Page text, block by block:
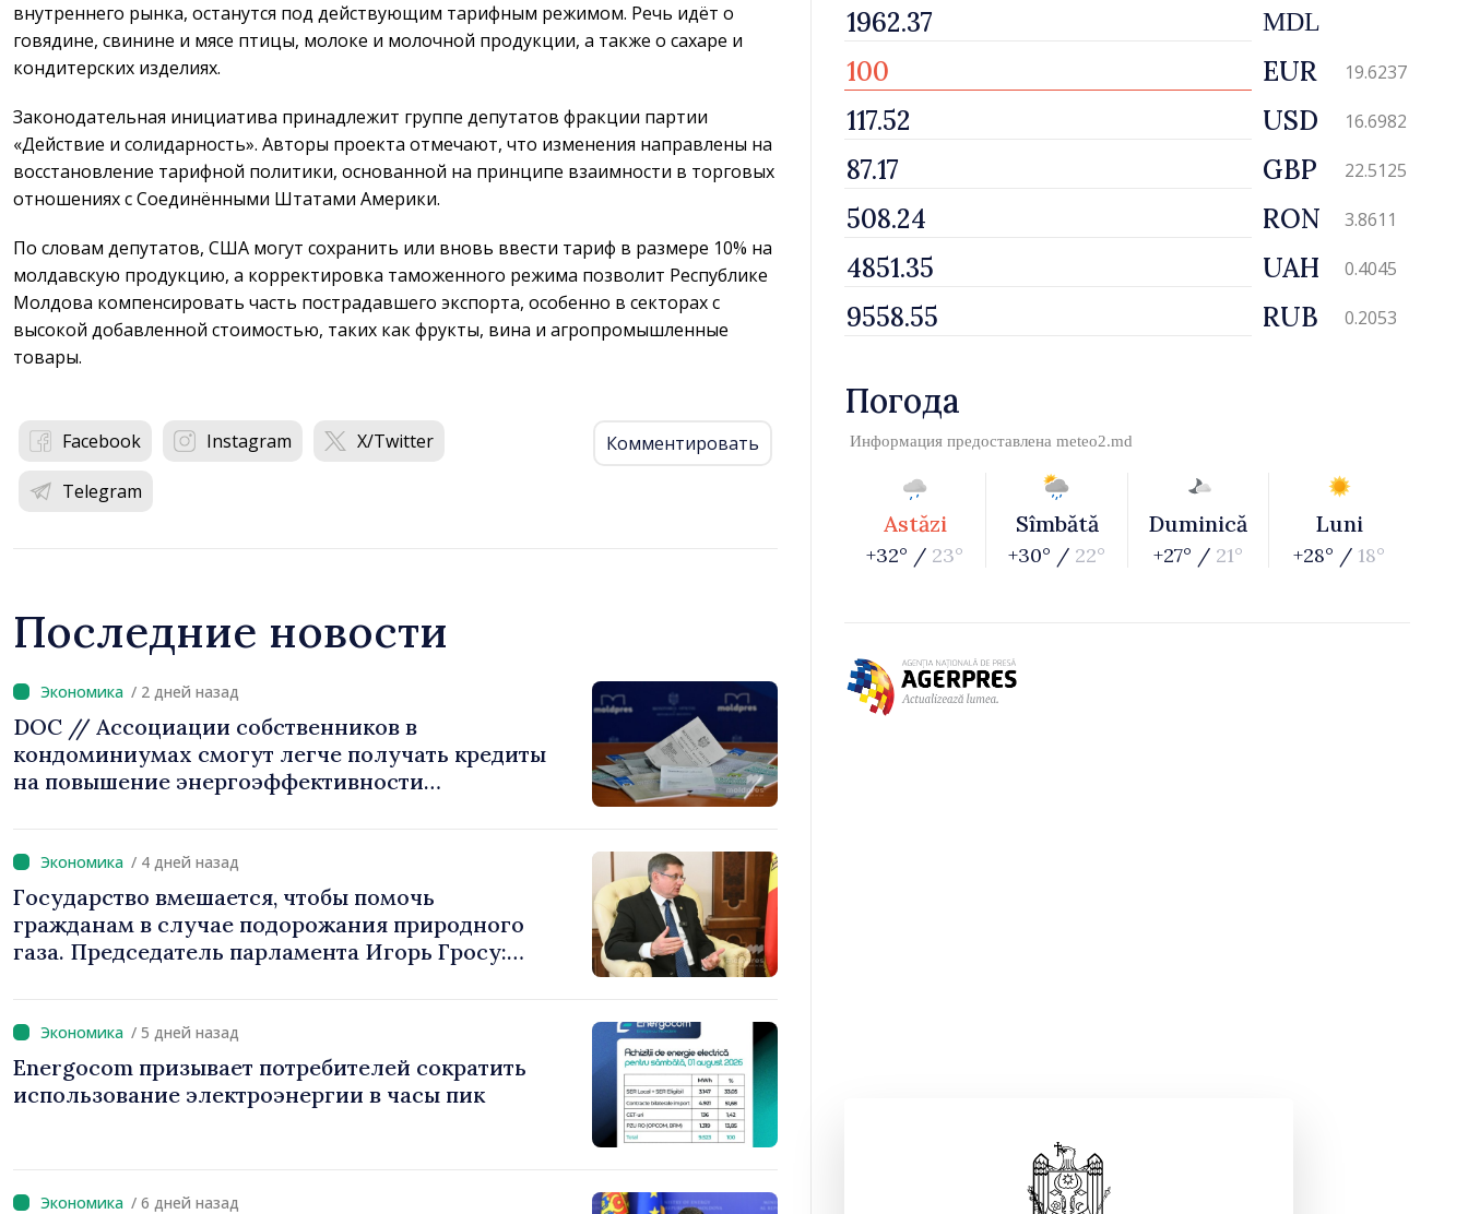
внутреннего рынка, останутся под действующим тарифным режимом. Речь идёт о
говядине, свинине и мясе птицы, молоке и молочной продукции, а также о сахаре и
кондитерских изделиях.
Законодательная инициатива принадлежит группе депутатов фракции партии
«Действие и солидарность». Авторы проекта отмечают, что изменения направлены на
восстановление тарифной политики, основанной на принципе взаимности в торговых
отношениях с Соединёнными Штатами Америки.
По словам депутатов, США могут сохранить или вновь ввести тариф в размере 10% на
молдавскую продукцию, а корректировка таможенного режима позволит Республике
Молдова компенсировать часть пострадавшего экспорта, особенно в секторах с
высокой добавленной стоимостью, таких как фрукты, вина и агропромышленные
товары.
Facebook Instagram X/Twitter
Telegram
Комментировать
Последние новости
/ 2 дней назад
DOC // Ассоциации собственников в
кондоминиумах смогут легче получать кредиты
на повышение энергоэффективности
/ 4 дней назад
Государство вмешается, чтобы помочь
гражданам в случае подорожания природного
газа. Председатель парламента Игорь Гросу:
цен»
/ 5 дней назад
Energocom призывает потребителей сократить
использование электроэнергии в часы пик
/ 6 дней назад
MDL
EUR 19.6237
USD 16.6982
GBP 22.5125
RON 3.8611
UAH 0.4045
RUB 0.2053
Погода
Информация предоставлена meteo2.md
Astăzi
+32° / 23°
Sîmbătă
+30° / 22°
Duminică
+27° / 21°
Luni
+28° / 18°